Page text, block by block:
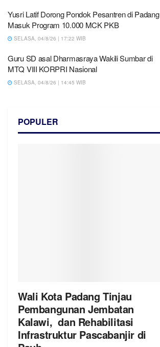
Yusri Latif Dorong Pondok Pesantren di Padang
Masuk Program 10.000 MCK PKB
SELASA, 04/8/26 | 17:22 WIB
Guru SD asal Dharmasraya Wakili Sumbar di
MTQ VIII KORPRI Nasional
SELASA, 04/8/26 | 14:45 WIB
POPULER
Wali Kota Padang Tinjau
Pembangunan Jembatan
Kalawi, dan Rehabilitasi
Infrastruktur Pascabanjir di